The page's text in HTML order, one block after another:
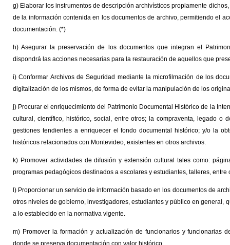
g) Elaborar los instrumentos de descripción archivísticos propiamente
de la información contenida en los documentos de archivo, permitiendo el
documentación. (*)
h) Asegurar la preservación de los documentos que integran el
dispondrá las acciones necesarias para la restauración de aquellos que
i) Conformar Archivos de Seguridad mediante la microfilmación de los
digitalización de los mismos, de forma de evitar la manipulación de los
j) Procurar el enriquecimiento del Patrimonio Documental Histórico de la
cultural, científico, histórico, social, entre otros; la compraventa, legado o
gestiones tendientes a enriquecer el fondo documental histórico; y/o la
históricos relacionados con Montevideo, existentes en otros archivos.
k) Promover actividades de difusión y extensión cultural tales como:
programas pedagógicos destinados a escolares y estudiantes, talleres, entre
l) Proporcionar un servicio de información basado en los documentos de
otros niveles de gobierno, investigadores, estudiantes y público en general,
a lo establecido en la normativa vigente.
m) Promover la formación y actualización de funcionarios y funcionarias